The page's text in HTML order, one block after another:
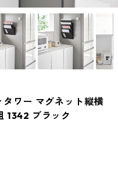
ワー マグネット縦横
1342 ブラック